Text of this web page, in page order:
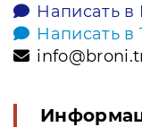
Написать в
Написать в